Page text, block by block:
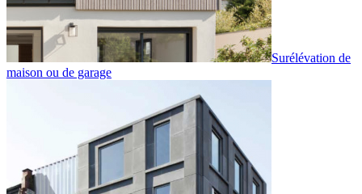
Surélévation de
maison ou de garage